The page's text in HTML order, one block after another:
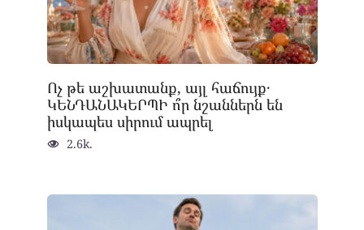
Ոչ թե աշխատանք, այլ հաճույք․
ԿԵՆԴԱՆԱԿԵՐՊԻ ո՞ր նշաններն են
իսկապես սիրում ապրել
2.6k.